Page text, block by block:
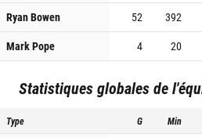
Ryan Bowen
52 392
Mark Pope
4 20
Statistiques globales de
Type G Min